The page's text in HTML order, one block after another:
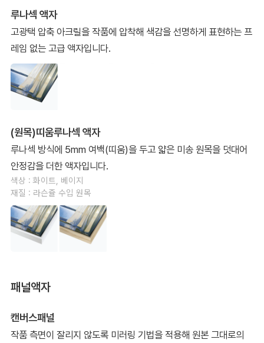
루나섹 액자
고광택 압축 아크릴을 작품에 압착해 색감을 선명하게 표현하는 프
레임 없는 고급 액자입니다.
(원목)띠움루나섹 액자
루나섹 방식에 5mm 여백(띠움)을 두고 얇은 미송 원목을 덧대어
안정감을 더한 액자입니다.
색상 : 화이트, 베이지
재질 : 라슨쥴 수입 원목
패널액자
캔버스패널
작품 측면이 잘리지 않도록 미러링 기법을 적용해 원본 그대로의